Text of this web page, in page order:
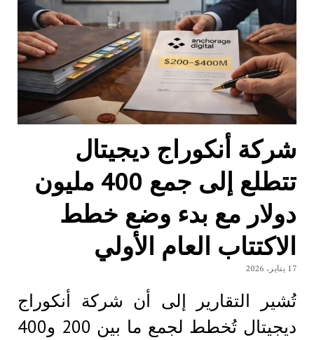
شركة أنكوراج ديجيتال
تتطلع إلى جمع 400 مليون
دولار مع بدء وضع خطط
الاكتتاب العام الأولي
17 يناير، 2026
تُشير التقارير إلى أن شركة أنكوراج
ديجيتال تُخطط لجمع ما بين 200 و400